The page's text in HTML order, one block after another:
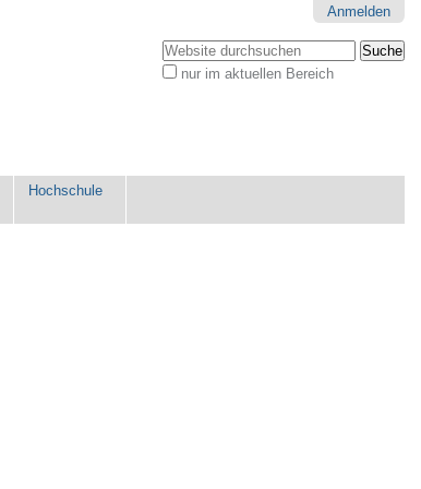
Anmelden
Website durchsuchen
nur im aktuellen Bereich
Hochschule